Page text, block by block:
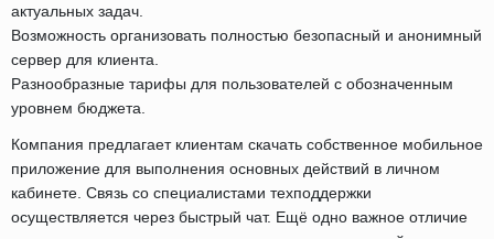
актуальных задач.
Возможность организовать полностью безопасный и анонимный
сервер для клиента.
Разнообразные тарифы для пользователей с обозначенным
уровнем бюджета.
Компания предлагает клиентам скачать собственное мобильное
приложение для выполнения основных действий в личном
кабинете. Связь со специалистами техподдержки
осуществляется через быстрый чат. Ещё одно важное отличие